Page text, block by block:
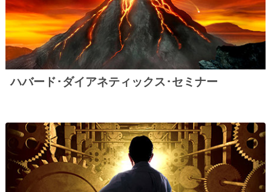
ハバード･ダイアネティックス･セミナー